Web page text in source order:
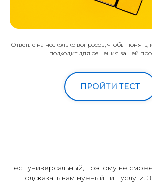
Ответьте на несколько вопросов, чтобы понять,
подходит для решения вашей
ПРОЙТИ ТЕСТ
Тест универсальный, поэтому не
подсказать вам нужный тип услуги.